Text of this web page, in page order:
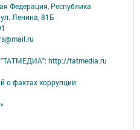
Федерация, Республика
Ленина, 81Б
"ТАТМЕДИА": http://tatmedia.ru
о фактах коррупции: